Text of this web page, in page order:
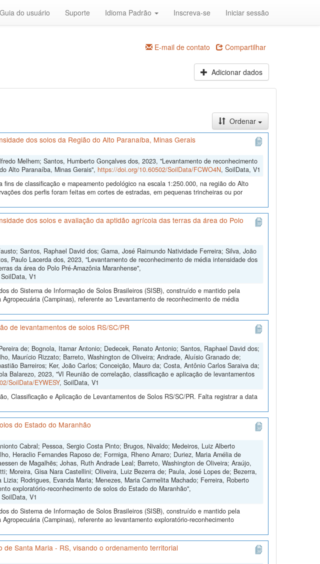
Guia do usuário Suporte Idioma Padrão Inscreva-se Iniciar sessão
E-mail de contato Compartilhar
Adicionar dados
Ordenar
dos solos da Região do Alto Paranaíba, Minas Gerais
Melhem; Santos, Humberto Gonçalves dos, 2023, "Levantamento de reconhecimento
Alto Paranaíba, Minas Gerais", https://doi.org/10.60502/SoilData/FCWO4N, SoilData, V1
de classificação e mapeamento pedológico na escala 1:250.000, na região do Alto
dos perfis foram feitas em cortes de estradas, em pequenas trincheiras ou por
dos solos e avaliação da aptidão agrícola das terras da área do Polo
Santos, Raphael David dos; Gama, José Raimundo Natividade Ferreira; Silva, João
Paulo Lacerda dos, 2023, "Levantamento de reconhecimento de média intensidade dos
da área do Polo Pré-Amazônia Maranhense",
V1
do Sistema de Informação de Solos Brasileiros (SISB), construído e mantido pela
(Campinas), referente ao 'Levantamento de reconhecimento de média
de levantamentos de solos RS/SC/PR
de; Bognola, Itamar Antonio; Dedecek, Renato Antonio; Santos, Raphael David dos;
Maurício Rizzato; Barreto, Washington de Oliveira; Andrade, Aluísio Granado de;
Barreiros; Ker, João Carlos; Conceição, Mauro da; Costa, Antônio Carlos Saraiva da;
Balarezo, 2023, "VI Reunião de correlação, classificação e aplicação de levantamentos
SoilData/EYWESY, SoilData, V1
Classificação e Aplicação de Levantamentos de Solos RS/SC/PR. Falta registrar a data
do Estado do Maranhão
Cabral; Pessoa, Sergio Costa Pinto; Brugos, Nivaldo; Medeiros, Luiz Alberto
Heraclio Fernandes Raposo de; Formiga, Rheno Amaro; Duriez, Maria Amélia de
de Magalhẽs; Johas, Ruth Andrade Leal; Barreto, Washington de Oliveira; Araújo,
Moreira, Gisa Nara Castellini; Oliveira, Luiz Bezerra de; Paula, José Lopes de; Bezerra,
Rodrigues, Evanda Maria; Menezes, Maria Carmelita Machado; Ferreira, Roberto
exploratório-reconhecimento de solos do Estado do Maranhão",
V1
do Sistema de Informação de Solos Brasileiros (SISB), construído e mantido pela
(Campinas), referente ao levantamento exploratório-reconhecimento
Santa Maria - RS, visando o ordenamento territorial